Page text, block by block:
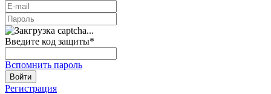
Введите код защиты*
Вспомнить пароль
Войти
Регистрация